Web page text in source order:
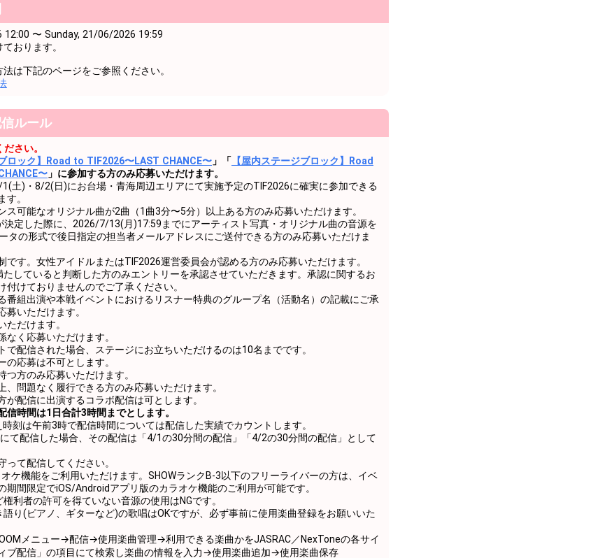
〜 Sunday, 21/06/2026 19:59
おります。
は下記のページをご参照ください。
ルール
さい。
ロック】Road to TIF2026〜LAST CHANCE〜 」「 【屋内ステージブロック】Road
〜 」に参加する方のみ応募いただけます。
土)・8/2(日)にお台場・青海周辺エリアにて実施予定のTIF2026に確実に参加できる
す。
ス可能なオリジナル曲が2曲（1曲3分〜5分）以上ある方のみ応募いただけます。
決定した際に、2026/7/13(月)17:59までにアーティスト写真・オリジナル曲の音源を
タの形式で後日指定の担当者メールアドレスにご送付できる方のみ応募いただけま
です。女性アイドルまたはTIF2026運営委員会が認める方のみ応募いただけます。
していると判断した方のみエントリーを承認させていただきます。承認に関するお
付けておりませんのでご了承ください。
番組出演や本戦イベントにおけるリスナー特典のグループ名（活動名）の記載にご承
募いただけます。
ただけます。
なく応募いただけます。
で配信された場合、ステージにお立ちいただけるのは10名までです。
の応募は不可とします。
つ方のみ応募いただけます。
、問題なく履行できる方のみ応募いただけます。
が配信に出演するコラボ配信は可とします。
信時間は1日合計3時間までとします。
刻は午前3時で配信時間については配信した実績でカウントします。
て配信した場合、その配信は「4/1の30分間の配信」「4/2の30分間の配信」として
って配信してください。
ケ機能をご利用いただけます。SHOWランクB-3以下のフリーライバーの方は、イベ
期間限定でiOS/Androidアプリ版のカラオケ機能のご利用が可能です。
利者の許可を得ていない音源の使用はNGです。
り(ピアノ、ギターなど)の歌唱はOKですが、必ず事前に使用楽曲登録をお願いいた
メニュー→配信→使用楽曲管理→利用できる楽曲かをJASRAC／NexToneの各サイ
ブ配信」の項目にて検索し楽曲の情報を入力→使用楽曲追加→使用楽曲保存